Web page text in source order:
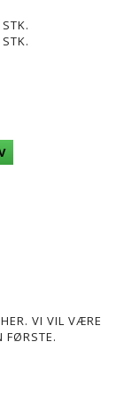
VI VIL VÆRE
FØRSTE.